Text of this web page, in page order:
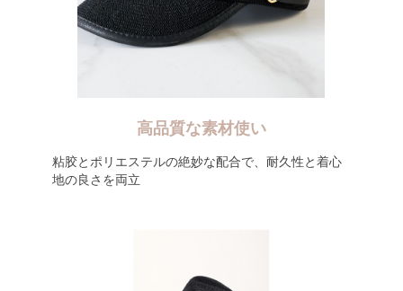
高品質な素材使い
粘胶とポリエステルの絶妙な配合で、耐久性と着心
地の良さを両立